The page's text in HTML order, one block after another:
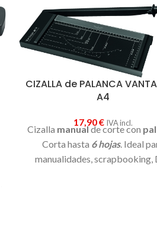
CIZALLA de PALANCA
A4
17,90€ IVA incl.
Cizalla manualde corte con
Corta hasta 6 hojas. Ideal
manualidades, scrapbooking,